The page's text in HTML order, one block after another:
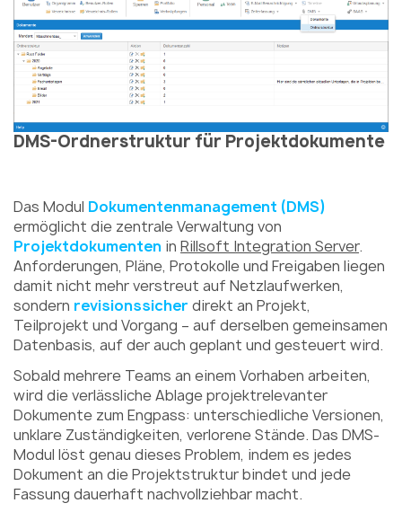
DMS-Ordnerstruktur für Projektdokumente
Das Modul Dokumentenmanagement (DMS)
ermöglicht die zentrale Verwaltung von
Projektdokumenten in Rillsoft Integration Server.
Anforderungen, Pläne, Protokolle und Freigaben liegen
damit nicht mehr verstreut auf Netzlaufwerken,
sondern revisionssicher direkt an Projekt,
Teilprojekt und Vorgang – auf derselben gemeinsamen
Datenbasis, auf der auch geplant und gesteuert wird.
Sobald mehrere Teams an einem Vorhaben arbeiten,
wird die verlässliche Ablage projektrelevanter
Dokumente zum Engpass: unterschiedliche Versionen,
unklare Zuständigkeiten, verlorene Stände. Das DMS-
Modul löst genau dieses Problem, indem es jedes
Dokument an die Projektstruktur bindet und jede
Fassung dauerhaft nachvollziehbar macht.